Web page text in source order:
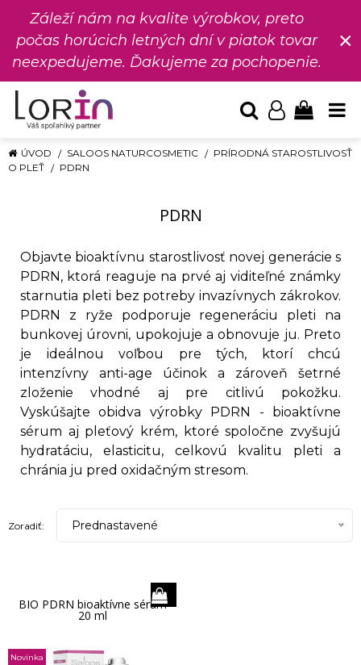
Záleží nám na kvalite výrobkov, preto
počas horúcich letných dní v piatok tovar
neexpedujeme. Ďakujeme za pochopenie.
×
ÚVOD SALOOS NATURCOSMETIC
PRÍRODNÁ STAROSTLIVOSŤ
O PLEŤ
PDRN
PDRN
Objavte bioaktívnu starostlivosť novej generácie s
PDRN, ktorá reaguje na prvé aj viditeľné známky
starnutia pleti bez potreby invazívnych zákrokov.
PDRN z ryže podporuje regeneráciu pleti na
bunkovej úrovni, upokojuje a obnovuje ju. Preto
je ideálnou voľbou pre tých, ktorí chcú
intenzívny anti-age účinok a zároveň šetrné
zloženie vhodné aj pre citlivú pokožku.
Vyskúšajte obidva výrobky PDRN - bioaktívne
sérum aj pleťový krém, ktoré spoločne zvyšujú
hydratáciu, elasticitu, celkovú kvalitu pleti a
chránia ju pred oxidačným stresom.
Zoradiť: Prednastavené
BIO PDRN bioaktívne sérum
20 ml
Novinka